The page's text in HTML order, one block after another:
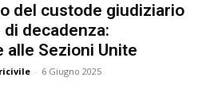
del custode giudiziario
decadenza:
Sezioni Unite
- 6 Giugno 2025